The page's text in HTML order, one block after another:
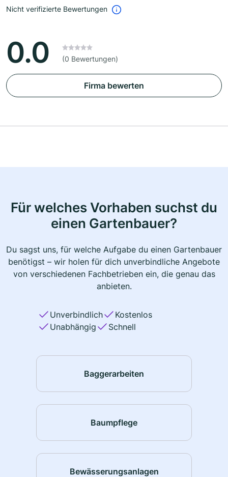
Nicht verifizierte Bewertungen
0.0 (0 Bewertungen)
Firma bewerten
Für welches Vorhaben suchst du
einen Gartenbauer?
Du sagst uns, für welche Aufgabe du einen Gartenbauer
benötigst – wir holen für dich unverbindliche Angebote
von verschiedenen Fachbetrieben ein, die genau das
anbieten.
Unverbindlich
Kostenlos
Unabhängig
Schnell
Baggerarbeiten
Baumpflege
Bewässerungsanlagen